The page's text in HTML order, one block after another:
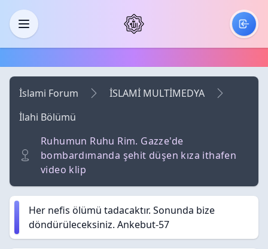
Skip to main content
Menü
İslami Forum
İSLAMİ MULTİMEDYA
İlahi Bölümü
Ruhumun Ruhu Rim. Gazze'de
bombardımanda şehit düşen kıza ithafen
video klip
Her nefis ölümü tadacaktır. Sonunda bize
döndürüleceksiniz. Ankebut-57